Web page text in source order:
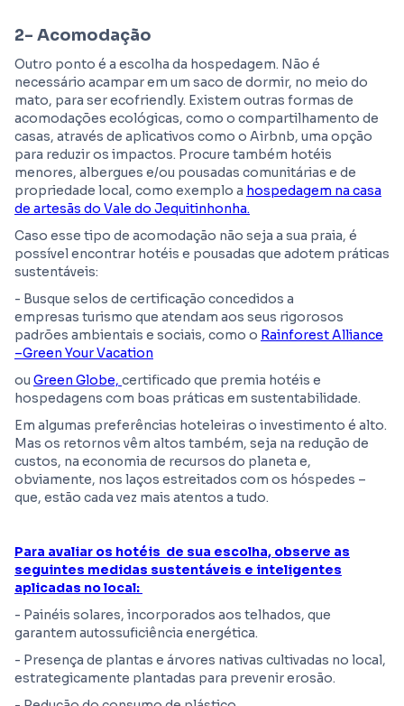
2- Acomodação
Outro ponto é a escolha da hospedagem. Não é
necessário acampar em um saco de dormir, no meio do
mato, para ser ecofriendly. Existem outras formas de
acomodações ecológicas, como o compartilhamento de
casas, através de aplicativos como o Airbnb, uma opção
para reduzir os impactos. Procure também hotéis
menores, albergues e/ou pousadas comunitárias e de
propriedade local, como exemplo a hospedagem na casa
de artesãs do Vale do Jequitinhonha.
Caso esse tipo de acomodação não seja a sua praia, é
possível encontrar hotéis e pousadas que adotem práticas
sustentáveis:
- Busque selos de certificação concedidos a
empresas turismo que atendam aos seus rigorosos
padrões ambientais e sociais, como o Rainforest Alliance
–Green Your Vacation
ou Green Globe, certificado que premia hotéis e
hospedagens com boas práticas em sustentabilidade.
Em algumas preferências hoteleiras o investimento é alto.
Mas os retornos vêm altos também, seja na redução de
custos, na economia de recursos do planeta e,
obviamente, nos laços estreitados com os hóspedes –
que, estão cada vez mais atentos a tudo.
Para avaliar os hotéis de sua escolha, observe as
seguintes medidas sustentáveis e inteligentes
aplicadas no local:
- Painéis solares, incorporados aos telhados, que
garantem autossuficiência energética.
- Presença de plantas e árvores nativas cultivadas no local,
estrategicamente plantadas para prevenir erosão.